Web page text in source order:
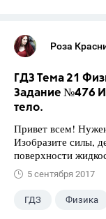
Роза
ГДЗ Тема 21
Задание №476
тело.
Привет всем!
Изобразите силы,
поверхности
5 сентября 2017
ГДЗ Физика